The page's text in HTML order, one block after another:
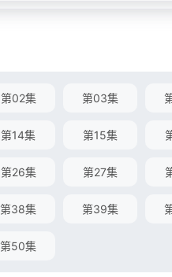
第02集 第03集
第14集 第15集
第26集 第27集
第38集 第39集
第50集